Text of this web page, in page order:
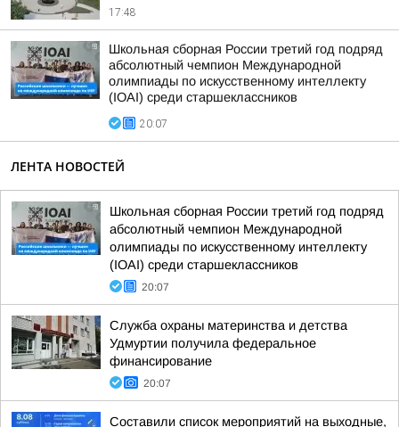
17:48
Школьная сборная России третий год подряд
абсолютный чемпион Международной
олимпиады по искусственному интеллекту
(IOAI) среди старшеклассников
20:07
ЛЕНТА НОВОСТЕЙ
Школьная сборная России третий год подряд
абсолютный чемпион Международной
олимпиады по искусственному интеллекту
(IOAI) среди старшеклассников
20:07
Служба охраны материнства и детства
Удмуртии получила федеральное
финансирование
20:07
Составили список мероприятий на выходные,